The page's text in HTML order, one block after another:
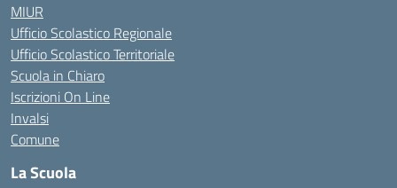
MIUR
Ufficio Scolastico Regionale
Ufficio Scolastico Territoriale
Scuola in Chiaro
Iscrizioni On Line
Invalsi
Comune
La Scuola